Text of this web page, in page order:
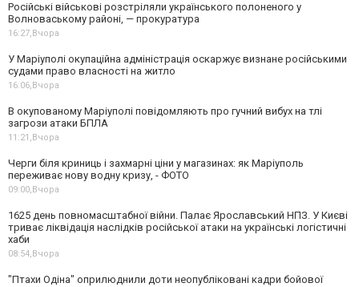
Російські військові розстріляли українського полоненого у
Волноваському районі, — прокуратура
16:27,Вчора
У Маріуполі окупаційна адміністрація оскаржує визнане російськими
судами право власності на житло
16:06,Вчора
В окупованому Маріуполі повідомляють про гучний вибух на тлі
загрози атаки БПЛА
11:21,Вчора
Черги біля криниць і захмарні ціни у магазинах: як Маріуполь
переживає нову водну кризу, - ФОТО
09:00,Вчора
1625 день повномасштабної війни. Палає Ярославський НПЗ. У Києві
триває ліквідація наслідків російської атаки на українські логістичні
хаби
08:54,Вчора
"Птахи Одіна" оприлюднили доти неопубліковані кадри бойової